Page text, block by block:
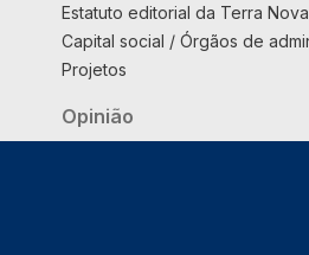
Estatuto editorial da Terra Nova
Capital social / Órgãos de
Projetos
Opinião